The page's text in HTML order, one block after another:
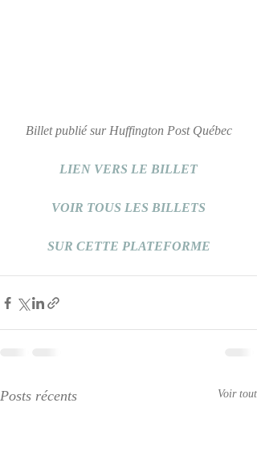
Billet publié sur Huffington Post Québec
LIEN VERS LE BILLET
VOIR TOUS LES BILLETS
SUR CETTE PLATEFORME
Posts récents Voir tout